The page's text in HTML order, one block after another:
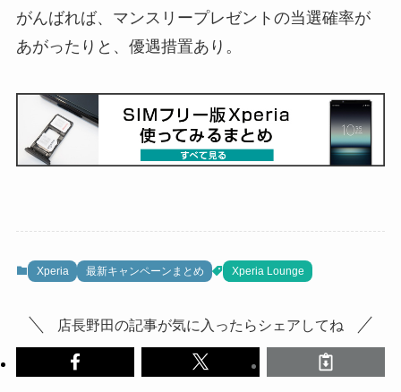
がんばれば、マンスリープレゼントの当選確率が
あがったりと、優遇措置あり。
Xperia 最新キャンペーンまとめ Xperia Lounge
店長野田の記事が気に入ったらシェアしてね